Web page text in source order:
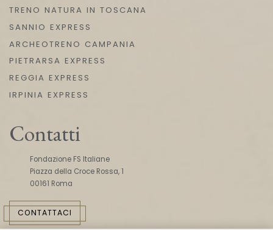
TRENO NATURA IN TOSCANA
SANNIO EXPRESS
ARCHEOTRENO CAMPANIA
PIETRARSA EXPRESS
REGGIA EXPRESS
IRPINIA EXPRESS
Contatti
Fondazione FS Italiane
Piazza della Croce Rossa, 1
00161 Roma
CONTATTACI